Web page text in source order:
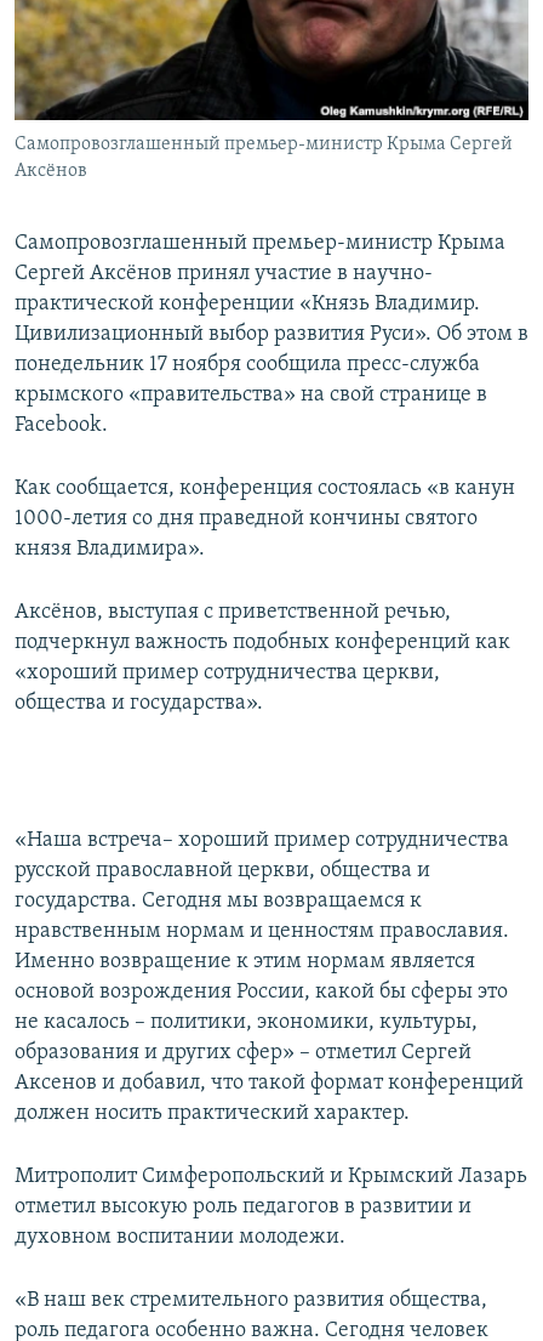
ПОБЕДИТЕЛЕЙ НЕ СУДЯТ?
КРЫМ.НЕПОКОРЕННЫЙ
ELIFBE
УКРАИНСКАЯ ПРОБЛЕМА КРЫМА
ПРИСОЕДИНЯЙТЕСЬ!
Самопровозглашенный премьер-министр Крыма Сергей
Аксёнов
Самопровозглашенный премьер-министр Крыма
Сергей Аксёнов принял участие в научно-
практической конференции «Князь Владимир.
Цивилизационный выбор развития Руси». Об этом в
понедельник 17 ноября сообщила пресс-служба
крымского «правительства» на свой странице в
Facebook.
Как сообщается, конференция состоялась «в канун
1000-летия со дня праведной кончины святого
князя Владимира».
Аксёнов, выступая с приветственной речью,
подчеркнул важность подобных конференций как
«хороший пример сотрудничества церкви,
общества и государства».
«Наша встреча– хороший пример сотрудничества
русской православной церкви, общества и
государства. Сегодня мы возвращаемся к
нравственным нормам и ценностям православия.
Именно возвращение к этим нормам является
основой возрождения России, какой бы сферы это
не касалось – политики, экономики, культуры,
образования и других сфер» – отметил Сергей
Аксенов и добавил, что такой формат конференций
должен носить практический характер.
Митрополит Симферопольский и Крымский Лазарь
отметил высокую роль педагогов в развитии и
духовном воспитании молодежи.
«В наш век стремительного развития общества,
роль педагога особенно важна. Сегодня человек